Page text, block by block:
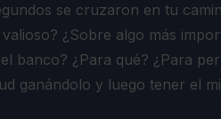
se cruzaron en tu
¿Sobre algo más
banco? ¿Para qué? ¿Para
ganándolo y luego tener el